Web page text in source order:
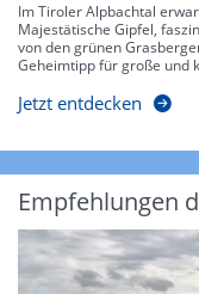
Im Tiroler Alpbachtal
Majestätische Gipfel,
von den grünen
Geheimtipp für große und
Jetzt entdecken
Empfehlungen